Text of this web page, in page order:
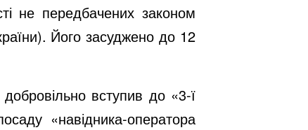
не передбачених законом
Його засуджено до 12
вступив до «3-ї
«навідника-оператора